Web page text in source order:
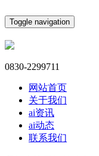
Toggle navigation
0830-2299711
网站首页
关于我们
ai资讯
ai动态
联系我们